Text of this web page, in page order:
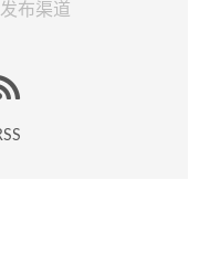
布渠道